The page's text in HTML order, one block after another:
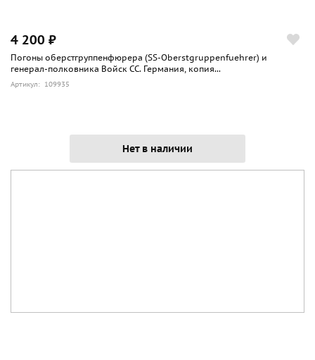
4 200 ₽
Погоны оберстгруппенфюрера (SS-Oberstgruppenfuehrer) и
генерал-полковника Войск СС. Германия, копия...
Артикул: 109935
Нет в наличии